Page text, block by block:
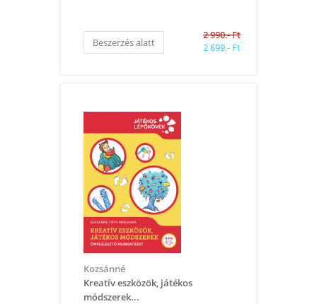
Beszerzés alatt
2 990.- Ft
2 699.- Ft
Kozsánné
​Kreatív eszközök, játékos
módszerek...